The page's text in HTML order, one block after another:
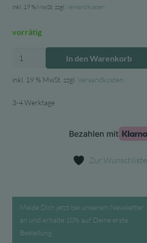
inkl. 19 % MwSt. zzgl. Versandkosten
vorrätig
Fitwood
Sprossenwand
MINI
In den Warenkorb
inkl. 19 % MwSt. zzgl. Versandkosten
3-4 Werktage
Zur Wunschliste
Melde Dich jetzt bei unserem Newsletter
an und erhalte 10% auf Deine erste
Bestellung.